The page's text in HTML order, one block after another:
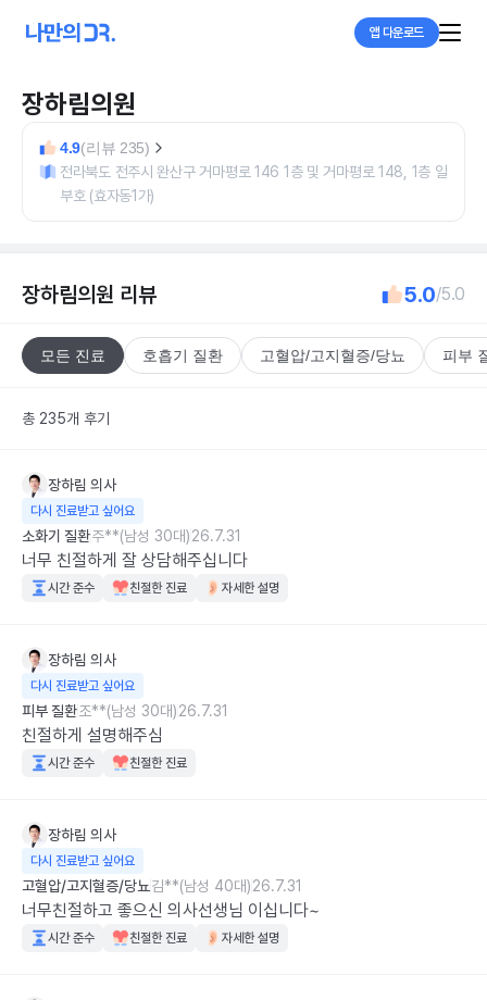
앱 다운로드
장하림의원
4.9(리뷰 235)
전라북도 전주시 완산구 거마평로 146 1층 및 거마평로 148, 1층 일
부호 (효자동1가)
장하림의원 리뷰 5.0/5.0
모든 진료 호흡기 질환 고혈압/고지혈증/당뇨 피부
총 235개 후기
장하림 의사
다시 진료받고 싶어요
소화기 질환주**(남성 30대)26.7.31
너무 친절하게 잘 상담해주십니다
시간 준수 친절한 진료 자세한 설명
장하림 의사
다시 진료받고 싶어요
피부 질환조**(남성 30대)26.7.31
친절하게 설명해주심
시간 준수 친절한 진료
장하림 의사
다시 진료받고 싶어요
고혈압/고지혈증/당뇨김**(남성 40대)26.7.31
너무친절하고 좋으신 의사선생님 이십니다~
시간 준수 친절한 진료 자세한 설명